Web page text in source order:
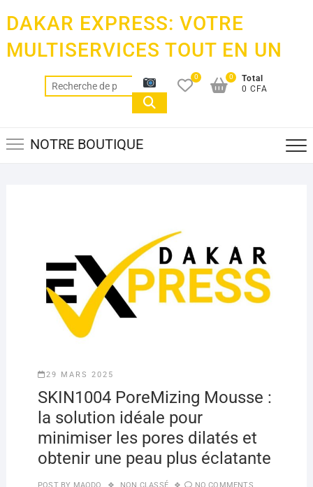
content
DAKAR EXPRESS: VOTRE
MULTISERVICES TOUT EN UN
Recherche
pour :
0
Total
0 CFA
0
NOTRE BOUTIQUE
29 MARS 2025
SKIN1004 PoreMizing Mousse :
la solution idéale pour
minimiser les pores dilatés et
obtenir une peau plus éclatante
POST BY MAODO NON CLASSÉ NO COMMENTS